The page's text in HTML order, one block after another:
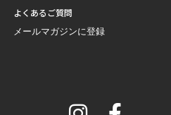
よくあるご質問
メールマガジンに登録